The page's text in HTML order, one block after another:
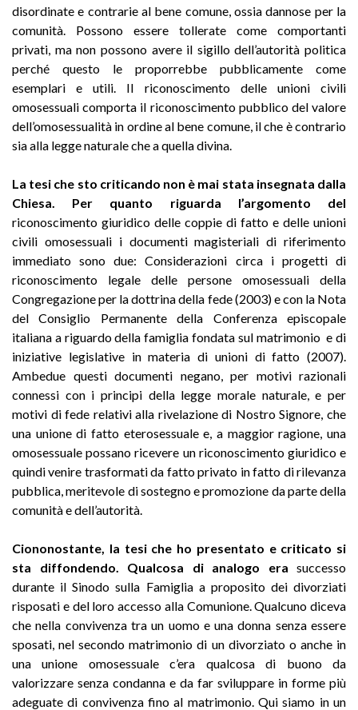
disordinate e contrarie al bene comune, ossia dannose per la
comunità. Possono essere tollerate come comportanti
privati, ma non possono avere il sigillo dell’autorità politica
perché questo le proporrebbe pubblicamente come
esemplari e utili. Il riconoscimento delle unioni civili
omosessuali comporta il riconoscimento pubblico del valore
dell’omosessualità in ordine al bene comune, il che è contrario
sia alla legge naturale che a quella divina.
La tesi che sto criticando non è mai stata insegnata dalla
Chiesa. Per quanto riguarda l’argomento del
riconoscimento giuridico delle coppie di fatto e delle unioni
civili omosessuali i documenti magisteriali di riferimento
immediato sono due: Considerazioni circa i progetti di
riconoscimento legale delle persone omosessuali della
Congregazione per la dottrina della fede (2003) e con la Nota
del Consiglio Permanente della Conferenza episcopale
italiana a riguardo della famiglia fondata sul matrimonio e di
iniziative legislative in materia di unioni di fatto (2007).
Ambedue questi documenti negano, per motivi razionali
connessi con i principi della legge morale naturale, e per
motivi di fede relativi alla rivelazione di Nostro Signore, che
una unione di fatto eterosessuale e, a maggior ragione, una
omosessuale possano ricevere un riconoscimento giuridico e
quindi venire trasformati da fatto privato in fatto di rilevanza
pubblica, meritevole di sostegno e promozione da parte della
comunità e dell’autorità.
Ciononostante, la tesi che ho presentato e criticato si
sta diffondendo. Qualcosa di analogo era successo
durante il Sinodo sulla Famiglia a proposito dei divorziati
risposati e del loro accesso alla Comunione. Qualcuno diceva
che nella convivenza tra un uomo e una donna senza essere
sposati, nel secondo matrimonio di un divorziato o anche in
una unione omosessuale c’era qualcosa di buono da
valorizzare senza condanna e da far sviluppare in forme più
adeguate di convivenza fino al matrimonio. Qui siamo in un